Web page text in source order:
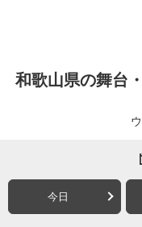
和歌山県の舞台
今日